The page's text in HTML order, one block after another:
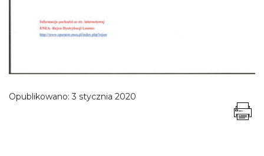
Opublikowano:3 stycznia 2020